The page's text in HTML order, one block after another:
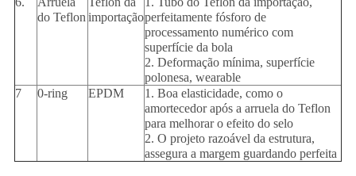
do Teflon importaçãoperfeitamente fósforo de
processamento numérico com
superfície da bola
2. Deformação mínima, superfície
polonesa, wearable
7
0-ring EPDM
1. Boa elasticidade, como o
amortecedor após a arruela do Teflon
para melhorar o efeito do selo
2. O projeto razoável da estrutura,
assegura a margem guardando perfeita